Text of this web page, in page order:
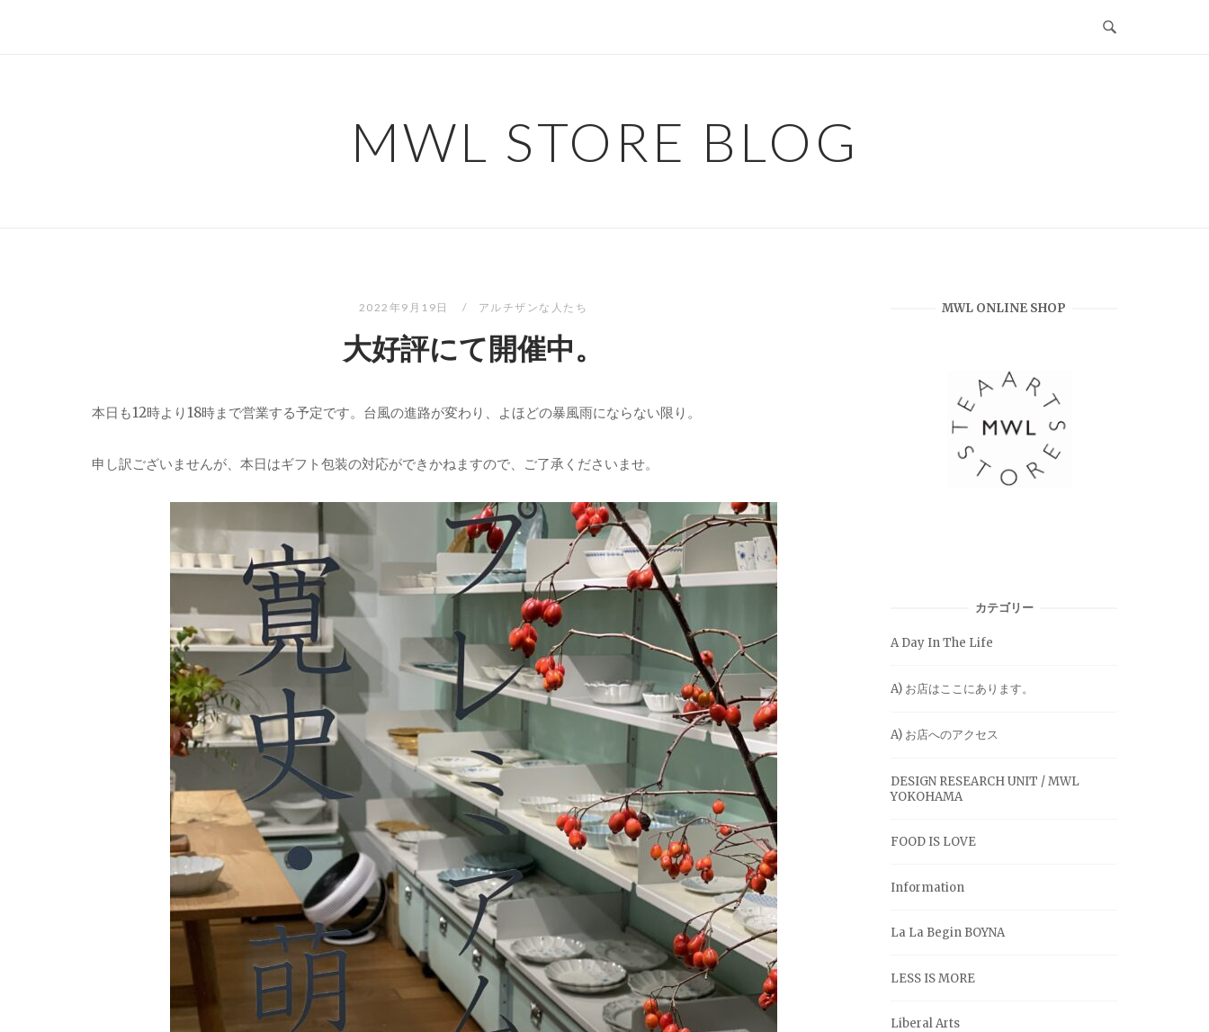
MWL STORE BLOG
2022年9月19日 アルチザンな人たち
大好評にて開催中。
本日も12時より18時まで営業する予定です。台風の進路が変わり、よほどの暴風雨にならない限り。
申し訳ございませんが、本日はギフト包装の対応ができかねますので、ご了承くださいませ。
MWL ONLINE SHOP
カテゴリー
A Day In The Life
A) お店はここにあります。
A) お店へのアクセス
DESIGN RESEARCH UNIT / MWL
YOKOHAMA
FOOD IS LOVE
Information
La La Begin BOYNA
LESS IS MORE
Liberal Arts